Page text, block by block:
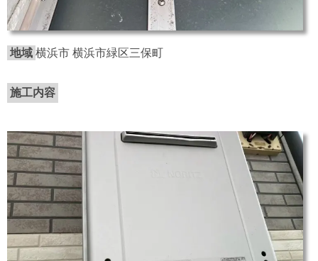
地域 横浜市 横浜市緑区三保町
施工内容